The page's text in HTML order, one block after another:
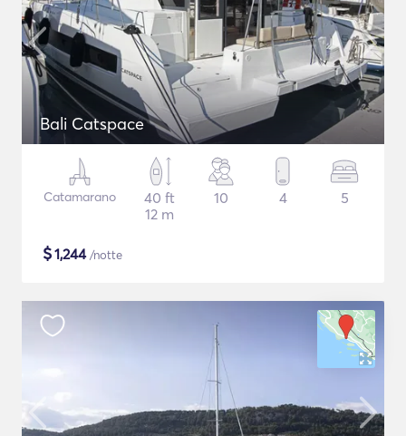
Bali Catspace
Catamarano
40 ft
12 m
10 4 5
$1,244/notte